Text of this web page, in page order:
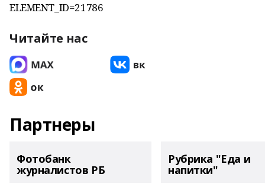
ELEMENT_ID=21786
Читайте нас
Партнеры
Фотобанк
журналистов РБ
Рубрика "Еда и
напитки"